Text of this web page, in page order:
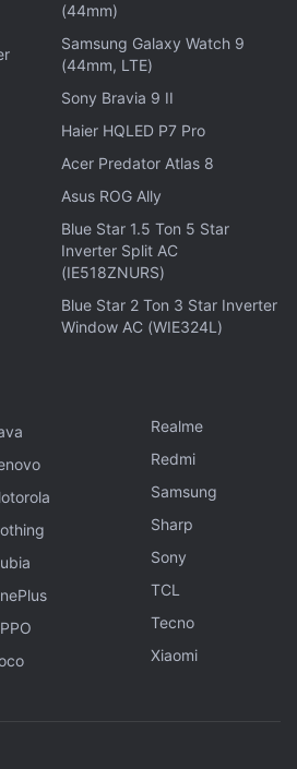
संपूर्ण स्पेसिफिकेशन्स उघड केलेले
डिव्हाइसेसचा समावेश असलेल्या मजबूत
ज्यात Pova 7 5G, Pova 7 Pro
Pova 7 Neo चा समावेश आहे.
कामगिरी आणि डिझाइनमध्ये
आंतरराष्ट्रीय बाजारपेठांमध्ये लाँच
5G, भारतीय ग्राहकांना काय अपेक्षा
यात MediaTek Dimensity
जो 1.5K रिझोल्यूशन आणि 144Hz
चार्जिंगला सपोर्ट करणारी
(44mm)
Samsung Galaxy Watch 9
(44mm, LTE)
Sony Bravia 9 II
Haier HQLED P7 Pro
Acer Predator Atlas 8
Asus ROG Ally
Blue Star 1.5 Ton 5 Star
Inverter Split AC
(IE518ZNURS)
Blue Star 2 Ton 3 Star Inverter
Window AC (WIE324L)
Realme
Redmi
Samsung
Sharp
Sony
TCL
Tecno
Xiaomi